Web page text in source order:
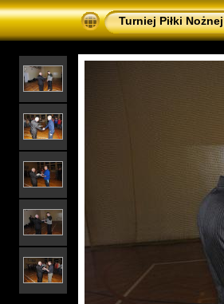
Turniej Piłki